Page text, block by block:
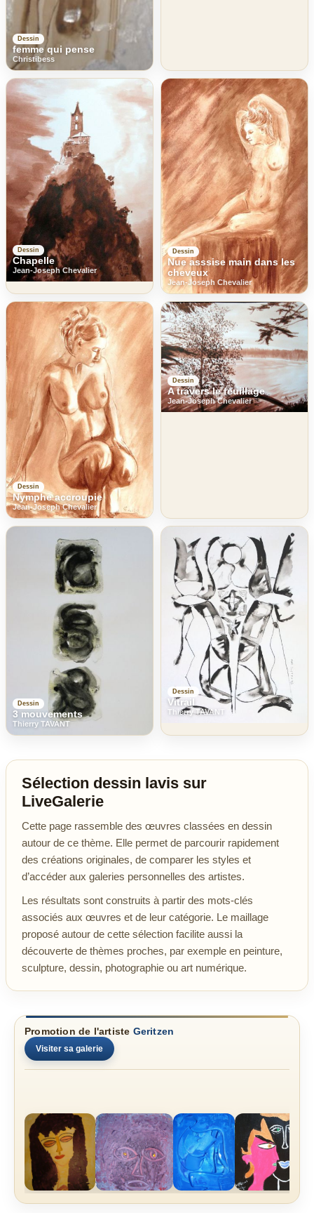
Dessin
femme qui pense
Christibess
Dessin
Chapelle
Jean-Joseph Chevalier
Dessin
Nue asssise main dans les
cheveux
Jean-Joseph Chevalier
Dessin
Nymphe accroupie
Jean-Joseph Chevalier
Dessin
A travers le feuillage
Jean-Joseph Chevalier
Dessin
3 mouvements
Thierry TAVANT
Dessin
Vitrail
Thierry TAVANT
Sélection dessin lavis sur
LiveGalerie
Cette page rassemble des œuvres classées en dessin
autour de ce thème. Elle permet de parcourir rapidement
des créations originales, de comparer les styles et
d’accéder aux galeries personnelles des artistes.
Les résultats sont construits à partir des mots-clés
associés aux œuvres et de leur catégorie. Le maillage
proposé autour de cette sélection facilite aussi la
découverte de thèmes proches, par exemple en peinture,
sculpture, dessin, photographie ou art numérique.
Promotion de l'artiste Geritzen
Visiter sa galerie